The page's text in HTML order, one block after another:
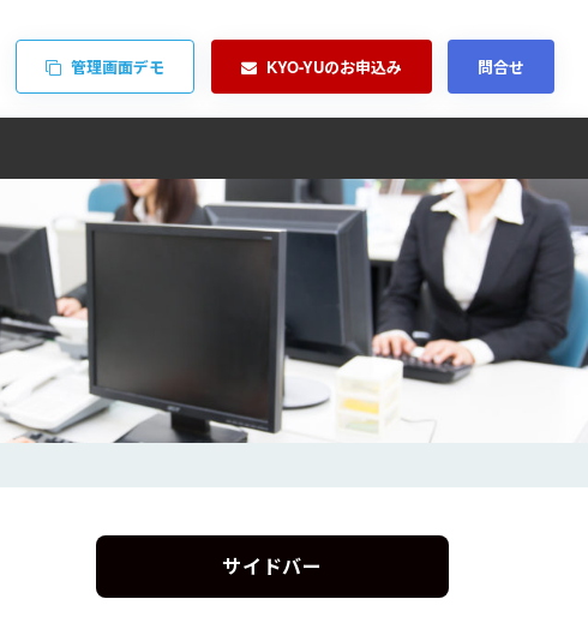
管理画面デモ KYO-YUのお申込み 問合せ
サイドバー